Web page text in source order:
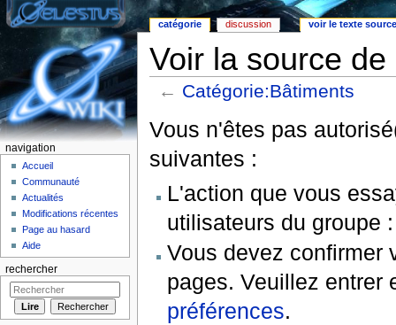
Voir la source
← Catégorie:Bâtiments
Vous n'êtes pas
suivantes :
L'action que vous
utilisateurs du groupe
Vous devez confirmer
pages. Veuillez entrer
préférences.
catégorie discussion voir le texte source
navigation
Accueil
Communauté
Actualités
Modifications récentes
Page au hasard
Aide
rechercher